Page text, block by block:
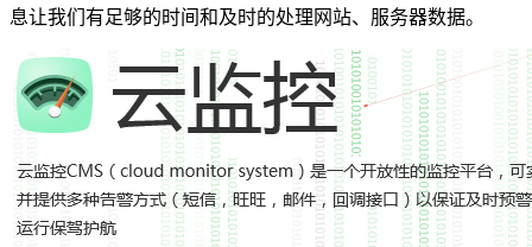
息让我们有足够的时间和及时的处理网站、服务器数据。